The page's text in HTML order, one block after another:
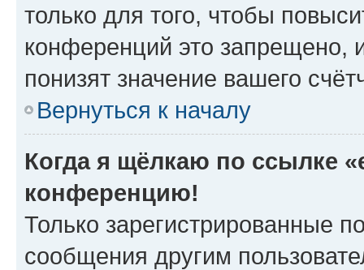
только для того, чтобы
конференций это запрещено,
понизят значение вашего
Вернуться к началу
Когда я щёлкаю по ссылке
конференцию!
Только зарегистрированные
сообщения другим